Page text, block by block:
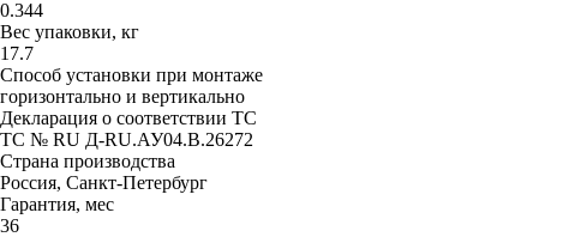
0.344
Вес упаковки, кг
17.7
Способ установки при монтаже
горизонтально и вертикально
Декларация о соответствии ТС
ТС № RU Д-RU.АУ04.B.26272
Страна производства
Россия, Санкт-Петербург
Гарантия, мес
36